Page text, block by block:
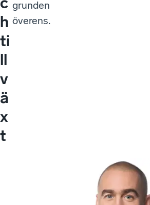
h
ti
ll
v
ä
x
t
grunden
överens.